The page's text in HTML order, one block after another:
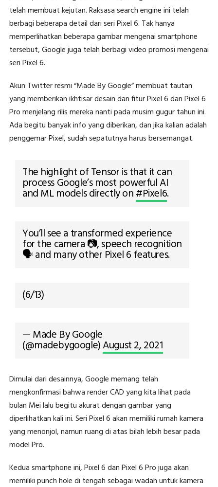
telah membuat kejutan. Raksasa search engine ini telah
berbagi beberapa detail dari seri Pixel 6. Tak hanya
memperlihatkan beberapa gambar mengenai smartphone
tersebut, Google juga telah berbagi video promosi mengenai
seri Pixel 6.
Akun Twitter resmi “Made By Google” membuat tautan
yang memberikan ikhtisar desain dan fitur Pixel 6 dan Pixel 6
Pro menjelang rilis mereka nanti pada musim gugur tahun ini.
Ada begitu banyak info yang diberikan, dan jika kalian adalah
penggemar Pixel, sudah sepatutnya harus bersemangat.
The highlight of Tensor is that it can
process Google’s most powerful AI
and ML models directly on#Pixel6.
You’ll see a transformed experience
for the camera 📷, speech recognition
🗣️ and many other Pixel 6 features.
(6/13)
— Made By Google
(@madebygoogle)August 2, 2021
Dimulai dari desainnya, Google memang telah
mengkonfirmasi bahwa render CAD yang kita lihat pada
bulan Mei lalu begitu akurat dengan gambar yang
diperlihatkan kali ini. Seri Pixel 6 akan memiliki rumah kamera
yang menonjol, namun ruang di atas bilah lebih besar pada
model Pro.
Kedua smartphone ini, Pixel 6 dan Pixel 6 Pro juga akan
memiliki punch hole di tengah sebagai wadah untuk kamera